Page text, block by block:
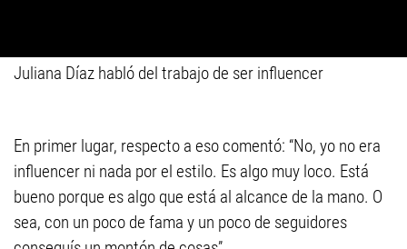
Juliana Díaz habló del trabajo de ser influencer
En primer lugar, respecto a eso comentó: “No, yo no era
influencer ni nada por el estilo. Es algo muy loco. Está
bueno porque es algo que está al alcance de la mano. O
sea, con un poco de fama y un poco de seguidores